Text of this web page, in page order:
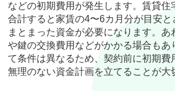
などの初期費用が発生します。賃貸住
合計すると家賃の4〜6カ月分が目安と
まとまった資金が必要になります。
や鍵の交換費用などがかかる場合もあ
て条件は異なるため、契約前に初期費
無理のない資金計画を立てることが大